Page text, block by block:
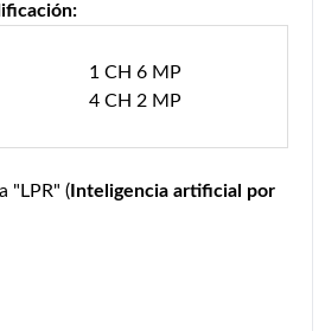
1 CH 6 MP
4 CH 2 MP
"LPR" ( Inteligencia artificial por